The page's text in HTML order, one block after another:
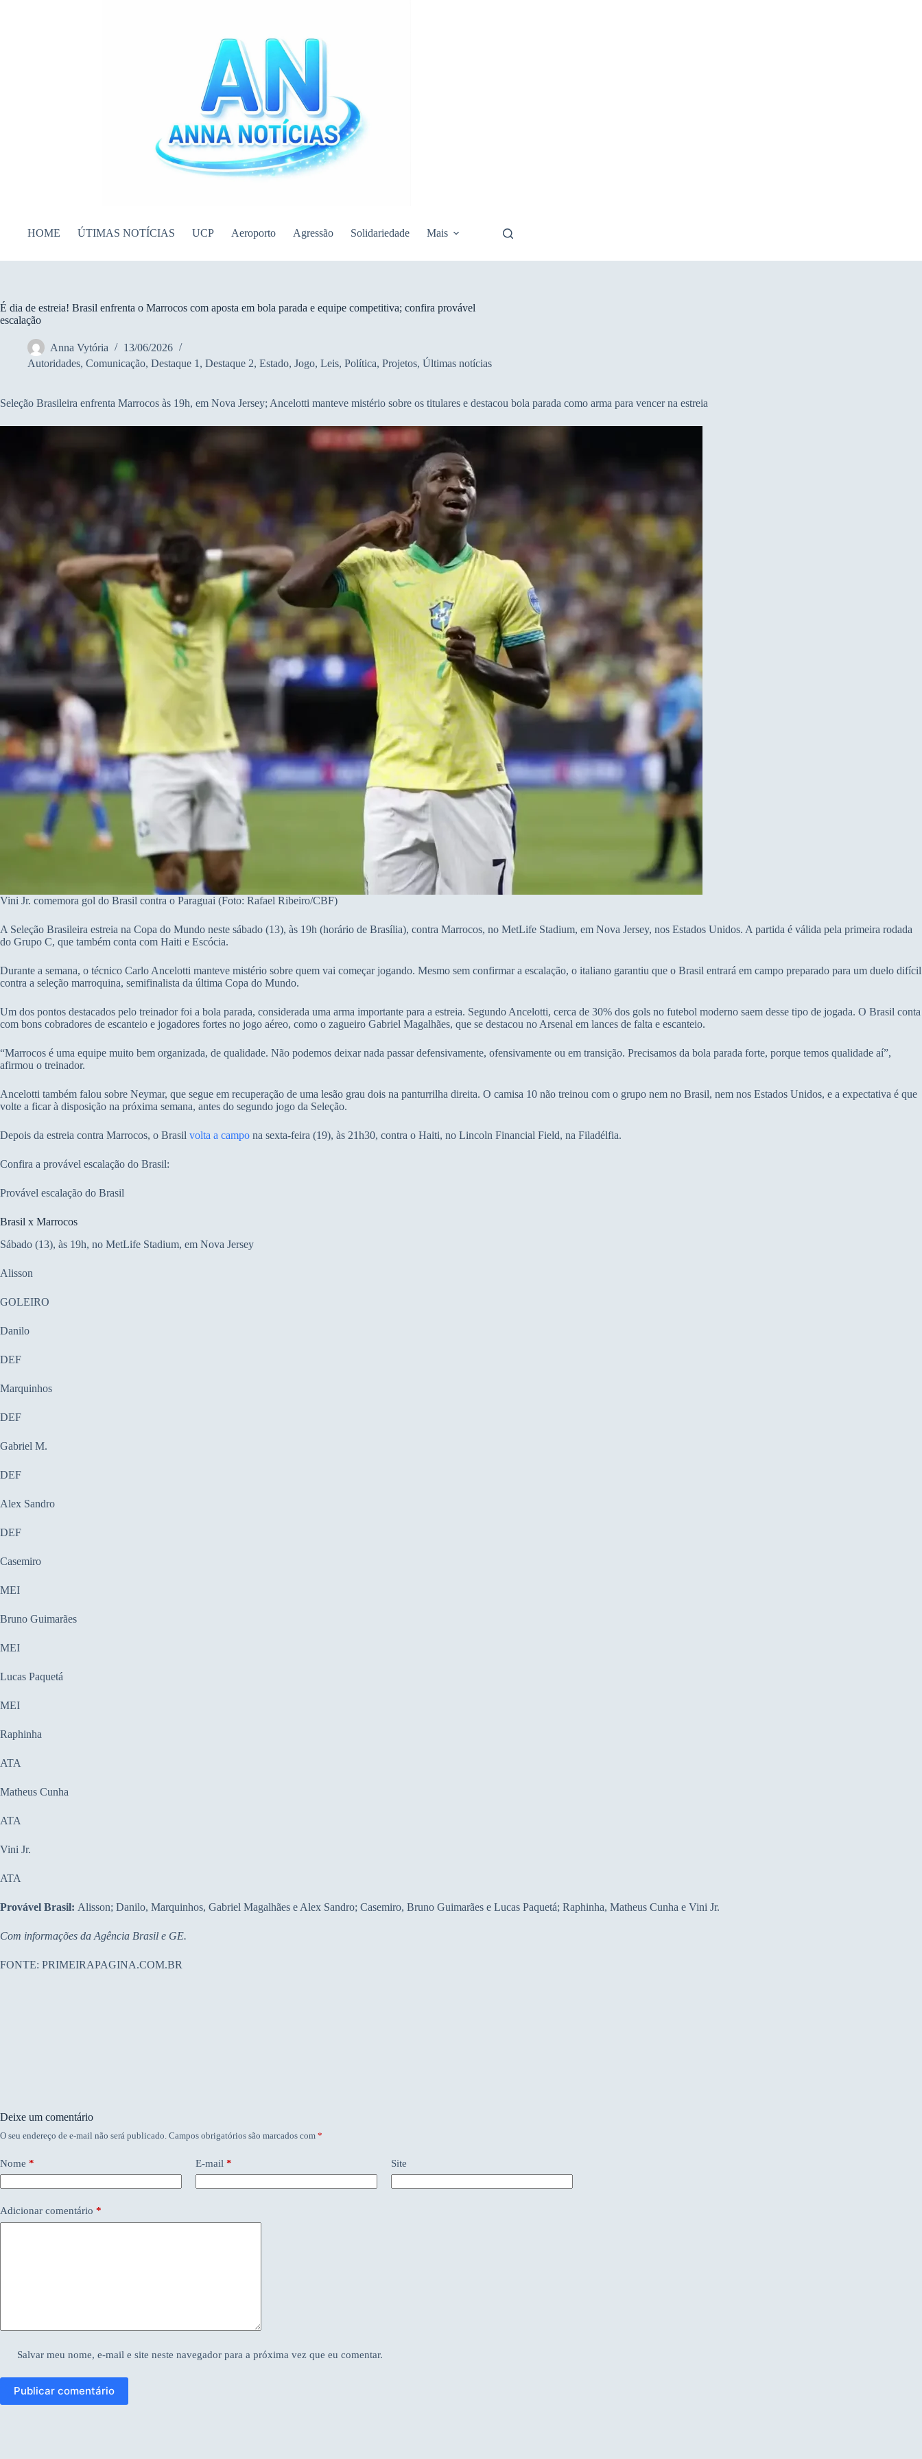
HOME ÚTIMAS NOTÍCIAS UCP Aeroporto Agressão Solidariedade Mais
É dia de estreia! Brasil enfrenta o Marrocos com aposta em bola parada e equipe competitiva; confira provável
escalação
Anna Vytória
13/06/2026
Autoridades, Comunicação, Destaque 1 , Destaque 2, Estado, Jogo, Leis, Política, Projetos, Últimas notícias
Seleção Brasileira enfrenta Marrocos às 19h, em Nova Jersey; Ancelotti manteve mistério sobre os titulares e destacou bola parada como arma para vencer na estreia
Vini Jr. comemora gol do Brasil contra o Paraguai (Foto: Rafael Ribeiro/CBF)
A Seleção Brasileira estreia na Copa do Mundo neste sábado (13), às 19h (horário de Brasília), contra Marrocos, no MetLife Stadium, em Nova Jersey, nos Estados Unidos. A partida é válida pela primeira rodada
do Grupo C, que também conta com Haiti e Escócia.
Durante a semana, o técnico Carlo Ancelotti manteve mistério sobre quem vai começar jogando. Mesmo sem confirmar a escalação, o italiano garantiu que o Brasil entrará em campo preparado para um duelo difícil
contra a seleção marroquina, semifinalista da última Copa do Mundo.
Um dos pontos destacados pelo treinador foi a bola parada, considerada uma arma importante para a estreia. Segundo Ancelotti, cerca de 30% dos gols no futebol moderno saem desse tipo de jogada. O Brasil conta
com bons cobradores de escanteio e jogadores fortes no jogo aéreo, como o zagueiro Gabriel Magalhães, que se destacou no Arsenal em lances de falta e escanteio.
“Marrocos é uma equipe muito bem organizada, de qualidade. Não podemos deixar nada passar defensivamente, ofensivamente ou em transição. Precisamos da bola parada forte, porque temos qualidade aí”,
afirmou o treinador.
Ancelotti também falou sobre Neymar, que segue em recuperação de uma lesão grau dois na panturrilha direita. O camisa 10 não treinou com o grupo nem no Brasil, nem nos Estados Unidos, e a expectativa é que
volte a ficar à disposição na próxima semana, antes do segundo jogo da Seleção.
Depois da estreia contra Marrocos, o Brasil volta a campo na sexta-feira (19), às 21h30, contra o Haiti, no Lincoln Financial Field, na Filadélfia.
Confira a provável escalação do Brasil:
Provável escalação do Brasil
Brasil x Marrocos
Sábado (13), às 19h, no MetLife Stadium, em Nova Jersey
Alisson
GOLEIRO
Danilo
DEF
Marquinhos
DEF
Gabriel M.
DEF
Alex Sandro
DEF
Casemiro
MEI
Bruno Guimarães
MEI
Lucas Paquetá
MEI
Raphinha
ATA
Matheus Cunha
ATA
Vini Jr.
ATA
Provável Brasil: Alisson; Danilo, Marquinhos, Gabriel Magalhães e Alex Sandro; Casemiro, Bruno Guimarães e Lucas Paquetá; Raphinha, Matheus Cunha e Vini Jr.
Com informações da Agência Brasil e GE.
FONTE: PRIMEIRAPAGINA.COM.BR
Deixe um comentário
O seu endereço de e-mail não será publicado. Campos obrigatórios são marcados com *
Nome * E-mail * Site
Adicionar comentário *
Salvar meu nome, e-mail e site neste navegador para a próxima vez que eu comentar.
Publicar comentário